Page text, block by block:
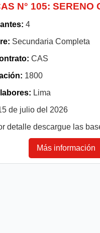
N° 105: SERENO
4
Secundaria Completa
CAS
1800
Lima
de julio del 2026
detalle descargue las
Más información